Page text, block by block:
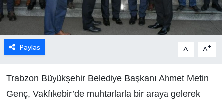
Paylaş A- A+
Trabzon Büyükşehir Belediye Başkanı Ahmet Metin
Genç, Vakfıkebir’de muhtarlarla bir araya gelerek